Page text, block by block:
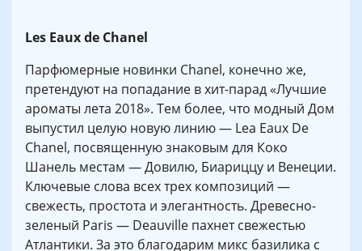
Les Eaux de Chanel
Парфюмерные новинки Сhanel, конечно же,
претендуют на попадание в хит-парад «Лучшие
ароматы лета 2018». Тем более, что модный Дом
выпустил целую новую линию — Lea Eaux De
Chanel, посвященную знаковым для Коко
Шанель местам — Довилю, Биариццу и Венеции.
Ключевые слова всех трех композиций —
свежесть, простота и элегантность. Древесно-
зеленый Paris — Deauville пахнет свежестью
Атлантики. За это благодарим микс базилика с